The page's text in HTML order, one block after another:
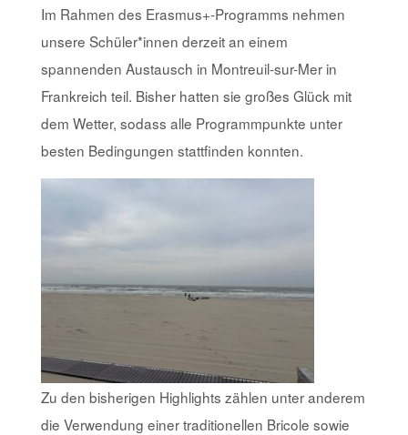
Im Rahmen des Erasmus+-Programms nehmen
unsere Schüler*innen derzeit an einem
spannenden Austausch in Montreuil-sur-Mer in
Frankreich teil. Bisher hatten sie großes Glück mit
dem Wetter, sodass alle Programmpunkte unter
besten Bedingungen stattfinden konnten.
Zu den bisherigen Highlights zählen unter anderem
die Verwendung einer traditionellen Bricole sowie